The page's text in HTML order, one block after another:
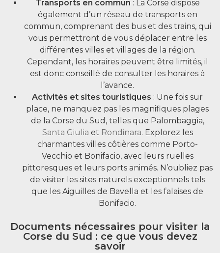
Transports en commun : La Corse dispose
également d’un réseau de transports en
commun, comprenant des bus et des trains, qui
vous permettront de vous déplacer entre les
différentes villes et villages de la région.
Cependant, les horaires peuvent être limités, il
est donc conseillé de consulter les horaires à
l’avance.
Activités et sites touristiques : Une fois sur
place, ne manquez pas les magnifiques plages
de la Corse du Sud, telles que Palombaggia,
Santa Giulia et Rondinara. Explorez les
charmantes villes côtières comme Porto-
Vecchio et Bonifacio, avec leurs ruelles
pittoresques et leurs ports animés. N’oubliez pas
de visiter les sites naturels exceptionnels tels
que les Aiguilles de Bavella et les falaises de
Bonifacio.
Documents nécessaires pour visiter la
Corse du Sud : ce que vous devez
savoir